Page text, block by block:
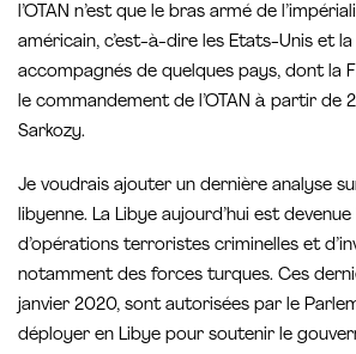
l’OTAN n’est que le bras armé de
américain, c’est-à-dire les Etats-Unis et
accompagnés de quelques pays, dont la
le commandement de l’OTAN à partir de
Sarkozy.
Je voudrais ajouter un dernière analyse
libyenne. La Libye aujourd’hui est
d’opérations terroristes criminelles et
notamment des forces turques. Ces
janvier 2020, sont autorisées par le
déployer en Libye pour soutenir le